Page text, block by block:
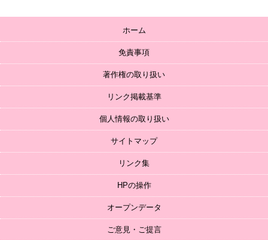
ホーム
免責事項
著作権の取り扱い
リンク掲載基準
個人情報の取り扱い
サイトマップ
リンク集
HPの操作
オープンデータ
ご意見・ご提言